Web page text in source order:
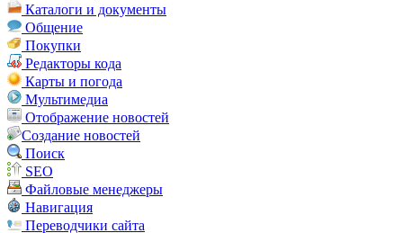
Каталоги и документы
Общение
Покупки
Редакторы кода
Карты и погода
Мультимедиа
Отображение новостей
Создание новостей
Поиск
SEO
Файловые менеджеры
Навигация
Переводчики сайта